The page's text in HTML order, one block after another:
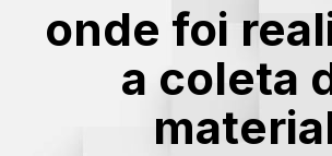
onde foi
a coleta